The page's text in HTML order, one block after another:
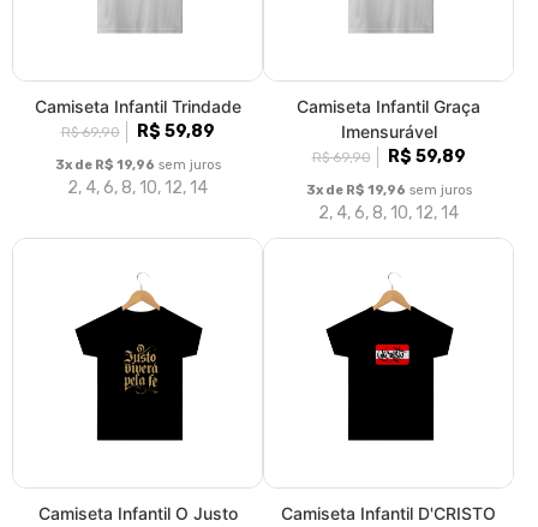
Camiseta Infantil Trindade
R$ 69,90 R$ 59,89
3x de R$ 19,96 sem juros
2, 4, 6, 8, 10, 12, 14
Camiseta Infantil Graça
Imensurável
R$ 69,90 R$ 59,89
3x de R$ 19,96 sem juros
2, 4, 6, 8, 10, 12, 14
Camiseta Infantil O Justo
Camiseta Infantil D'CRISTO